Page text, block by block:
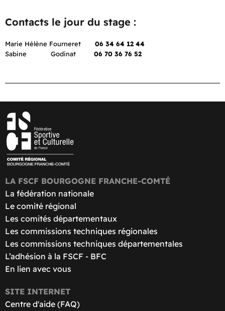
Contacts le jour du stage :
Marie Hélène Fourneret 06 34 64 12 44
Sabine Godinat
06 70 36 76 52
LA FSCF BOURGOGNE FRANCHE-COMTÉ
La fédération nationale
Le comité régional
Les comités départementaux
Les commissions techniques régionales
Les commissions techniques départementales
L’adhésion à la FSCF - BFC
En lien avec vous
SITE INTERNET
Centre d'aide (FAQ)